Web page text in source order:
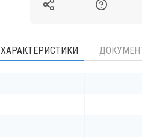
ХАРАКТЕРИСТИКИ